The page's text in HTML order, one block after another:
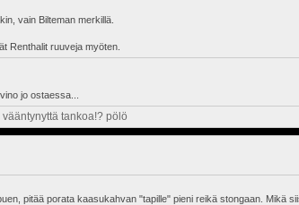
vain Bilteman merkillä.
Renthalit ruuveja myöten.
jo ostaessa...
tankoa!? pölö
pitää porata kaasukahvan "tapille" pieni reikä stongaan. Mikä